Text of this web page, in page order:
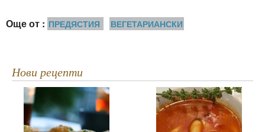
Още от : ПРЕДЯСТИЯ ВЕГЕТАРИАНСКИ
Нови рецепти